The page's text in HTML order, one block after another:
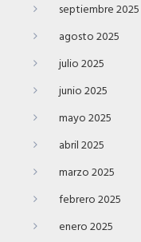
septiembre 2025
agosto 2025
julio 2025
junio 2025
mayo 2025
abril 2025
marzo 2025
febrero 2025
enero 2025